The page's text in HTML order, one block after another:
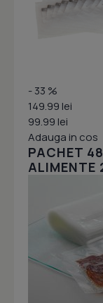
- 33 %
149.99 lei
99.99 lei
Adauga in cos
PACHET